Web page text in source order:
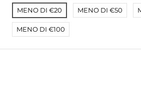
Prova un'altra scelta.
MENO DI €20 MENO DI €50
MENO DI €100